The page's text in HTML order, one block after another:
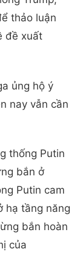
thảo luận
đề xuất
ủng hộ ý
nay vẫn cần
thống Putin
bắn ở
Putin cam
hạ tầng năng
bắn hoàn
của